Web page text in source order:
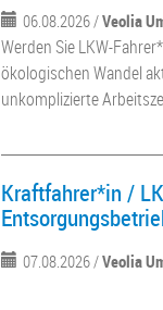
06.08.2026 /Veolia
Werden Sie LKW-
ökologischen Wandel
unkomplizierte
Kraftfahrer*in /
07.08.2026 /Veolia